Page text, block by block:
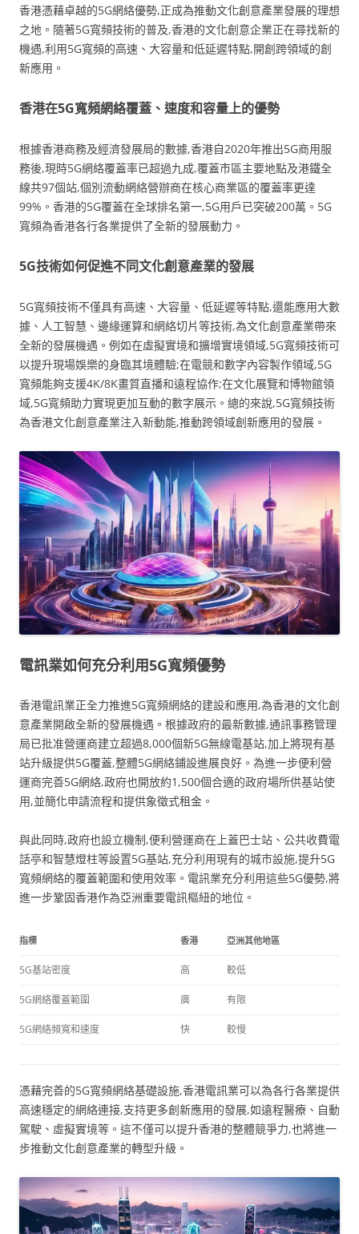
香港憑藉卓越的5G網絡優勢,正成為推動文化創意產業發展的理想
之地。隨著5G寬頻技術的普及,香港的文化創意企業正在尋找新的
機遇,利用5G寬頻的高速、大容量和低延遲特點,開創跨領域的創
新應用。
香港在5G寬頻網絡覆蓋、速度和容量上的優勢
根據香港商務及經濟發展局的數據,香港自2020年推出5G商用服
務後,現時5G網絡覆蓋率已超過九成,覆蓋市區主要地點及港鐵全
線共97個站,個別流動網絡營辦商在核心商業區的覆蓋率更達
99%。香港的5G覆蓋在全球排名第一,5G用戶已突破200萬。5G
寬頻為香港各行各業提供了全新的發展動力。
5G技術如何促進不同文化創意產業的發展
5G寬頻技術不僅具有高速、大容量、低延遲等特點,還能應用大數
據、人工智慧、邊緣運算和網絡切片等技術,為文化創意產業帶來
全新的發展機遇。例如在虛擬實境和擴增實境領域,5G寬頻技術可
以提升現場娛樂的身臨其境體驗;在電競和數字內容製作領域,5G
寬頻能夠支援4K/8K畫質直播和遠程協作;在文化展覽和博物館領
域,5G寬頻助力實現更加互動的數字展示。總的來說,5G寬頻技術
為香港文化創意產業注入新動能,推動跨領域創新應用的發展。
電訊業如何充分利用5G寬頻優勢
香港電訊業正全力推進5G寬頻網絡的建設和應用,為香港的文化創
意產業開啟全新的發展機遇。根據政府的最新數據,通訊事務管理
局已批准營運商建立超過8,000個新5G無線電基站,加上將現有基
站升級提供5G覆蓋,整體5G網絡鋪設進展良好。為進一步便利營
運商完善5G網絡,政府也開放約1,500個合適的政府場所供基站使
用,並簡化申請流程和提供象徵式租金。
與此同時,政府也設立機制,便利營運商在上蓋巴士站、公共收費電
話亭和智慧燈柱等設置5G基站,充分利用現有的城市設施,提升5G
寬頻網絡的覆蓋範圍和使用效率。電訊業充分利用這些5G優勢,將
進一步鞏固香港作為亞洲重要電訊樞紐的地位。
指標 香港 亞洲其他地區
5G基站密度 高 較低
5G網絡覆蓋範圍 廣 有限
5G網絡頻寬和速度 快 較慢
憑藉完善的5G寬頻網絡基礎設施,香港電訊業可以為各行各業提供
高速穩定的網絡連接,支持更多創新應用的發展,如遠程醫療、自動
駕駛、虛擬實境等。這不僅可以提升香港的整體競爭力,也將進一
步推動文化創意產業的轉型升級。